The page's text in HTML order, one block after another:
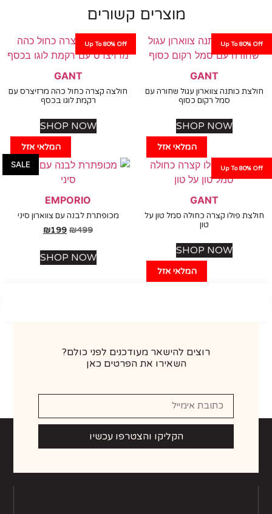
מוצרים קשורים
Up To
המלאי אזל
GANT
כותנה צווארון עגול שחורה עם
סמל רקום כסוף
SHOP NOW
Up To 80% Off
המלאי אזל
GANT
חולצה קצרה כחול כהה מרזיצרס עם
רקמת לוגו בכסף
SHOP NOW
Up To
המלאי אזל
GANT
פולו קצרה כחולה סמל טון על
SHOP NOW
SALE
EMPORIO
מכופתרת לבנה עם צווארון סיני
₪
₪199
SHOP NOW
רוצים להישאר מעודכנים לפני כולם?
השאירו את הפרטים כאן
הקליקו והצטרפו עכשיו